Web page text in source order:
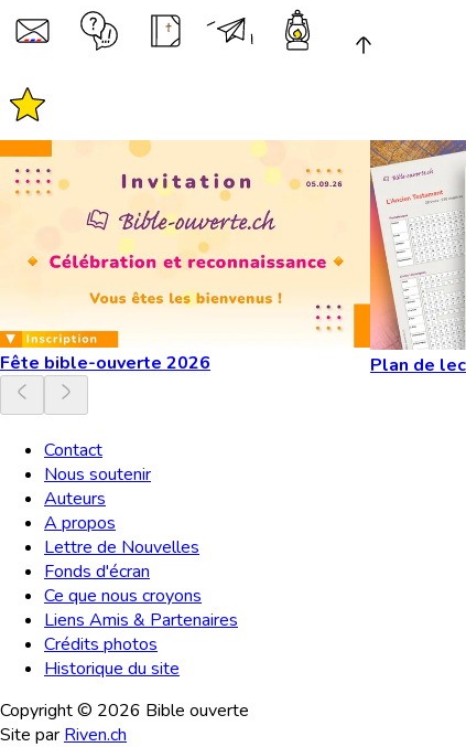
Fête bible-ouverte 2026 Plan de
Contact
Nous soutenir
Auteurs
A propos
Lettre de Nouvelles
Fonds d'écran
Ce que nous croyons
Liens Amis & Partenaires
Crédits photos
Historique du site
Copyright © 2026 Bible ouverte
Site par Riven.ch